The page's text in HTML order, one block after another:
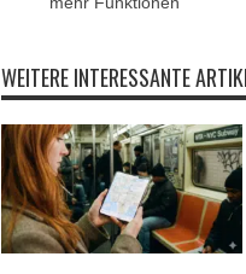
WEITERE INTERESSANTE